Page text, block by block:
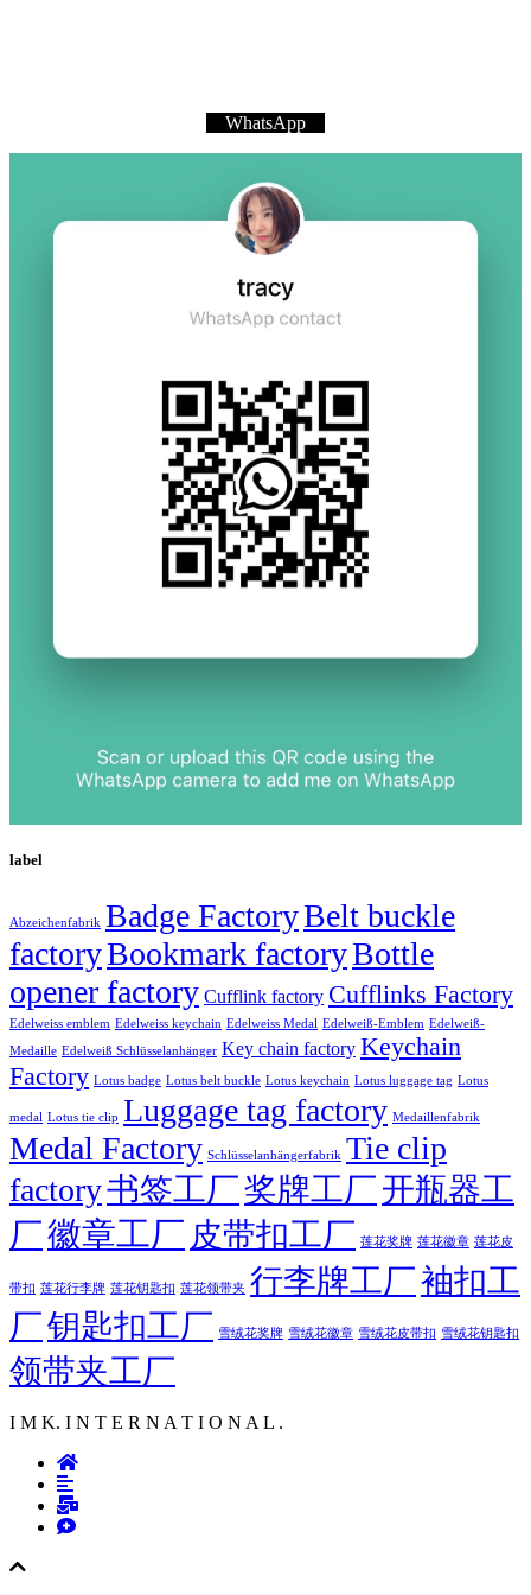
WhatsApp
label
Abzeichenfabrik Badge FactoryBelt buckle
factoryBookmark factoryBottle
opener factory Cufflink factory Cufflinks Factory
Edelweiss emblem Edelweiss keychain Edelweiss Medal Edelweiß-Emblem Edelweiß-
Medaille Edelweiß Schlüsselanhänger Key chain factory Keychain
Factory Lotus badge Lotus belt buckle Lotus keychain Lotus luggage tag Lotus
medal Lotus tie clip Luggage tag factory Medaillenfabrik
Medal Factory Schlüsselanhängerfabrik Tie clip
factory书签工厂奖牌工厂开瓶器工
厂徽章工厂 皮带扣工厂 莲花奖牌 莲花徽章 莲花皮
带扣 莲花行李牌 莲花钥匙扣 莲花领带夹 行李牌工厂袖扣工
厂钥匙扣工厂 雪绒花奖牌 雪绒花徽章 雪绒花皮带扣 雪绒花钥匙扣
领带夹工厂
I M K. I N T E R N A T I O N A L .